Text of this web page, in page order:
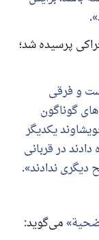
.
پرسیده شد؛
و فرقی
گوناگون
یکدیگر
در قربانی
دیگری ندادند .
می‌گوید: